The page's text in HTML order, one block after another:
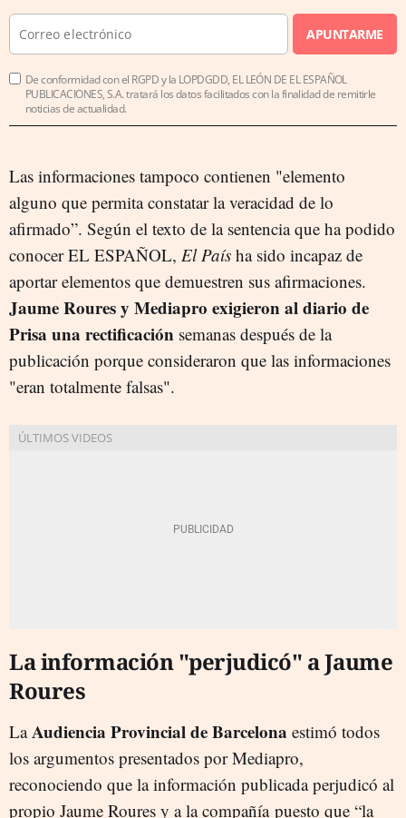
APUNTARME
De conformidad con el RGPD y la LOPDGDD, EL LEÓN DE EL ESPAÑOL
PUBLICACIONES, S.A. tratará los datos facilitados con la finalidad de remitirle
noticias de actualidad.
Las informaciones tampoco contienen "elemento
alguno que permita constatar la veracidad de lo
afirmado”. Según el texto de la sentencia que ha podido
conocer EL ESPAÑOL, El País ha sido incapaz de
aportar elementos que demuestren sus afirmaciones.
Jaume Roures y Mediapro exigieron al diario de
Prisa una rectificación semanas después de la
publicación porque consideraron que las informaciones
"eran totalmente falsas".
La información "perjudicó" a Jaume
Roures
LaAudiencia Provincial de Barcelona estimó todos
los argumentos presentados por Mediapro,
reconociendo que la información publicada perjudicó al
propio Jaume Roures y a la compañía puesto que “la